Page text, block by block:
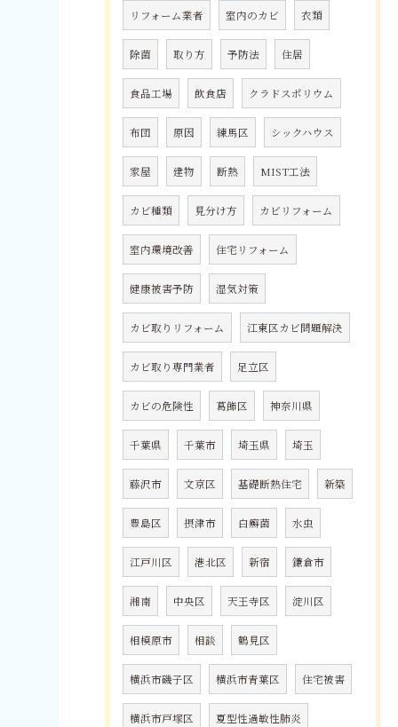
リフォーム業者 室内のカビ 衣類
除菌 取り方 予防法 住居
食品工場 飲食店 クラドスポリウム
布団 原因 練馬区 シックハウス
家屋 建物 断熱 MIST工法
カビ種類 見分け方 カビリフォーム
室内環境改善 住宅リフォーム
健康被害予防 湿気対策
カビ取りリフォーム 江東区カビ問題解決
カビ取り専門業者 足立区
カビの危険性 葛飾区 神奈川県
千葉県 千葉市 埼玉県 埼玉
藤沢市 文京区 基礎断熱住宅 新築
豊島区 摂津市 白癬菌 水虫
江戸川区 港北区 新宿 鎌倉市
湘南 中央区 天王寺区 淀川区
相模原市 相談 鶴見区
横浜市磯子区 横浜市青葉区 住宅被害
横浜市戸塚区 夏型性過敏性肺炎